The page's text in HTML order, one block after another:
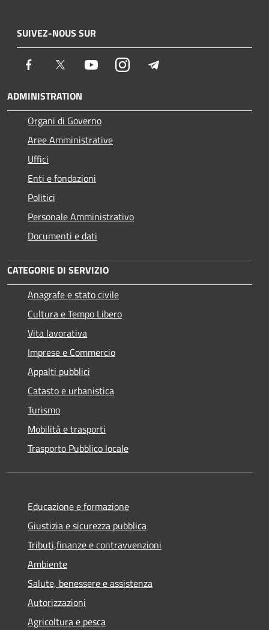
SUIVEZ-NOUS SUR
Facebook Twitter YoutubeInstagram
ADMINISTRATION
Organi di Governo
Aree Amministrative
Uffici
Enti e fondazioni
Politici
Personale Amministrativo
Documenti e dati
CATEGORIE DI SERVIZIO
Anagrafe e stato civile
Cultura e Tempo Libero
Vita lavorativa
Imprese e Commercio
Appalti pubblici
Catasto e urbanistica
Turismo
Mobilità e trasporti
Trasporto Pubblico locale
Educazione e formazione
Giustizia e sicurezza pubblica
Tributi,finanze e contravvenzioni
Ambiente
Salute, benessere e assistenza
Autorizzazioni
Agricoltura e pesca